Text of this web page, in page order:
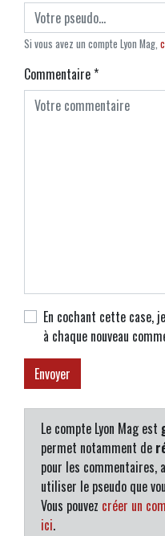
Si vous avez un compte Lyon Mag,
Commentaire*
En cochant cette case,
à chaque nouveau
Le compte Lyon Mag est
permet notamment de
pour les commentaires,
utiliser le pseudo que
Vous pouvez créer un
ici.